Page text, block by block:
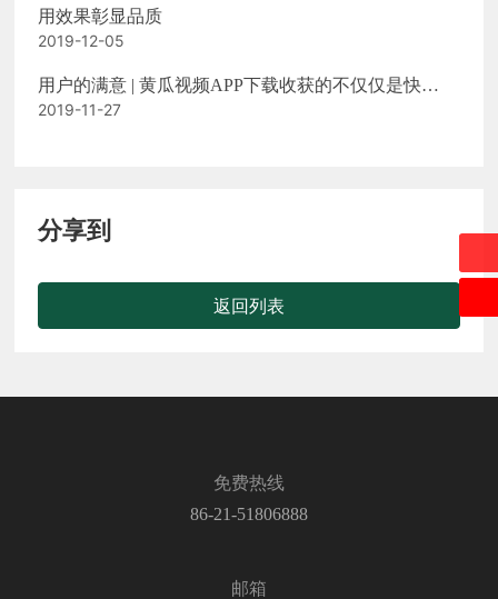
用效果彰显品质
2019-12-05
用户的满意 | 黄瓜视频APP下载收获的不仅仅是快
乐！
2019-11-27
分享到
返回列表
免费热线
86-21-51806888
邮箱